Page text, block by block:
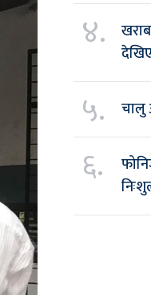
४.
५. चालु
६.